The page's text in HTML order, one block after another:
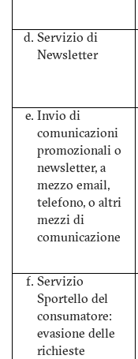
Servizio di
Newsletter
Invio di
comunicazioni
promozionali o
newsletter, a
mezzo email,
telefono, o altri
mezzi di
comunicazione
Servizio
Sportello del
consumatore:
evasione delle
richieste